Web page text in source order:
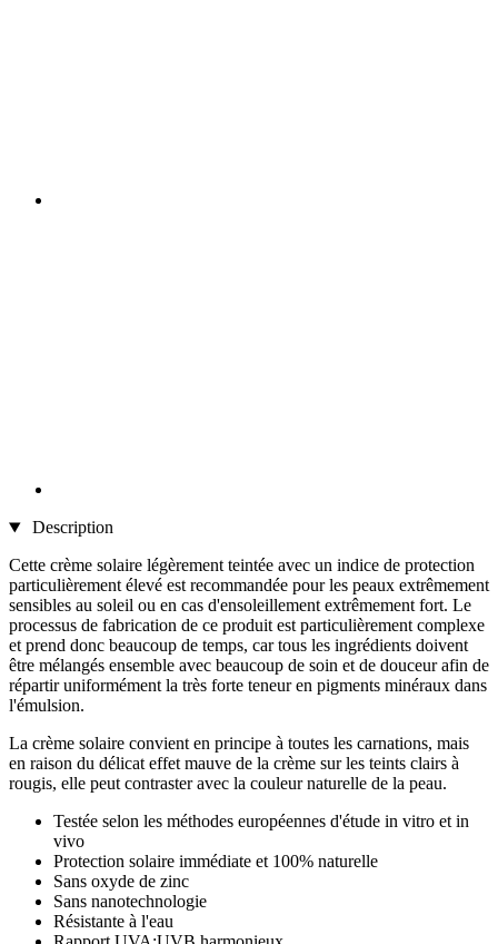
Description
Cette crème solaire légèrement teintée avec un indice de protection
particulièrement élevé est recommandée pour les peaux extrêmement
sensibles au soleil ou en cas d'ensoleillement extrêmement fort. Le
processus de fabrication de ce produit est particulièrement complexe
et prend donc beaucoup de temps, car tous les ingrédients doivent
être mélangés ensemble avec beaucoup de soin et de douceur afin de
répartir uniformément la très forte teneur en pigments minéraux dans
l'émulsion.
La crème solaire convient en principe à toutes les carnations, mais
en raison du délicat effet mauve de la crème sur les teints clairs à
rougis, elle peut contraster avec la couleur naturelle de la peau.
Testée selon les méthodes européennes d'étude in vitro et in
vivo
Protection solaire immédiate et 100% naturelle
Sans oxyde de zinc
Sans nanotechnologie
Résistante à l'eau